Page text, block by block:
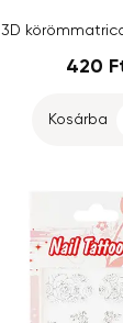
3D
420
Kosárba